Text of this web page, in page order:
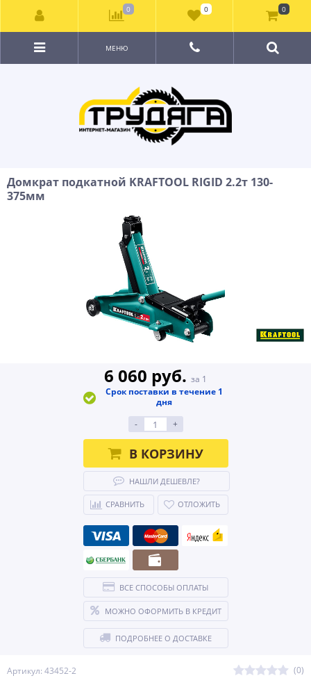
МЕНЮ
Домкрат подкатной KRAFTOOL RIGID 2.2т 130-
375мм
Артикул: 43452-2
(0)
6 060 руб. за 1
Срок поставки в течение 1
дня
-
+
В КОРЗИНУ
НАШЛИ ДЕШЕВЛЕ?
СРАВНИТЬ ОТЛОЖИТЬ
ВСЕ СПОСОБЫ ОПЛАТЫ
МОЖНО ОФОРМИТЬ В КРЕДИТ
ПОДРОБНЕЕ О ДОСТАВКЕ
0 0 0